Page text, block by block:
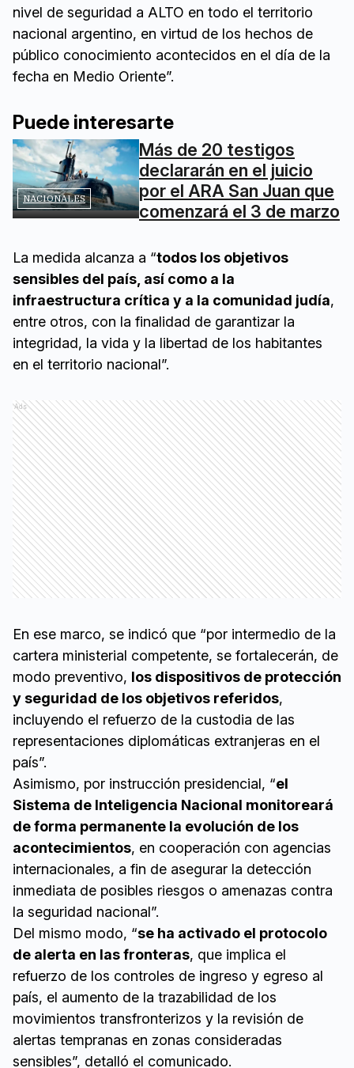
nivel de seguridad a ALTO en todo el territorio
nacional argentino, en virtud de los hechos de
público conocimiento acontecidos en el día de la
fecha en Medio Oriente”.
Puede interesarte
NACIONALES
Más de 20 testigos
declararán en el juicio
por el ARA San Juan que
comenzará el 3 de marzo
La medida alcanza a “todos los objetivos
sensibles del país, así como a la
infraestructura crítica y a la comunidad judía,
entre otros, con la finalidad de garantizar la
integridad, la vida y la libertad de los habitantes
en el territorio nacional”.
Ads
En ese marco, se indicó que “por intermedio de la
cartera ministerial competente, se fortalecerán, de
modo preventivo, los dispositivos de protección
y seguridad de los objetivos referidos,
incluyendo el refuerzo de la custodia de las
representaciones diplomáticas extranjeras en el
país”.
Asimismo, por instrucción presidencial, “el
Sistema de Inteligencia Nacional monitoreará
de forma permanente la evolución de los
acontecimientos, en cooperación con agencias
internacionales, a fin de asegurar la detección
inmediata de posibles riesgos o amenazas contra
la seguridad nacional”.
Del mismo modo, “se ha activado el protocolo
de alerta en las fronteras, que implica el
refuerzo de los controles de ingreso y egreso al
país, el aumento de la trazabilidad de los
movimientos transfronterizos y la revisión de
alertas tempranas en zonas consideradas
sensibles”, detalló el comunicado.